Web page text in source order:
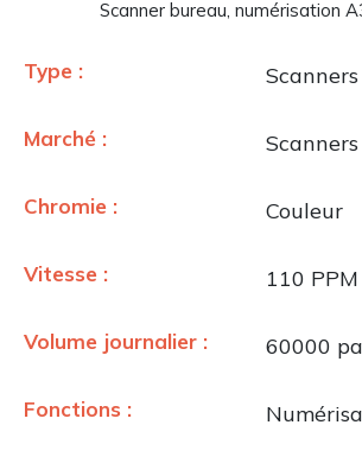
Scanner bureau, numérisation
Type : Scanners
Marché : Scanners
Chromie : Couleur
Vitesse : 110 PPM
Volume journalier : 60000
Fonctions :